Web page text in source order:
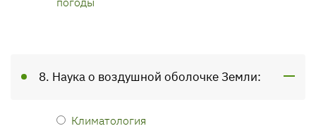
8. Наука о воздушной оболочке Земли:
Климатология